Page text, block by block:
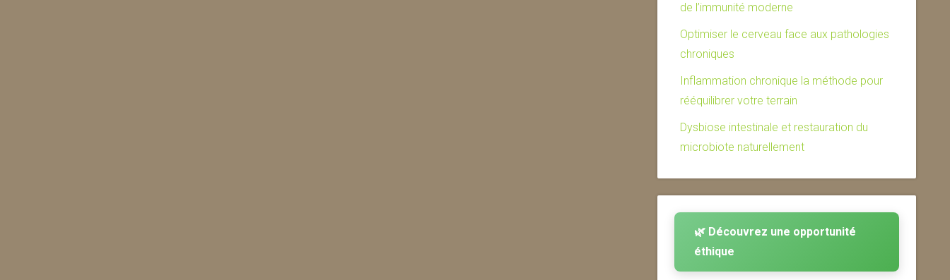
de l’immunité moderne
Optimiser le cerveau face aux pathologies
chroniques
Inflammation chronique la méthode pour
rééquilibrer votre terrain
Dysbiose intestinale et restauration du
microbiote naturellement
🌿 Découvrez une opportunité
éthique